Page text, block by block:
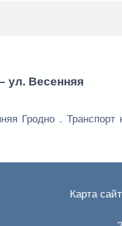
ул. Весенняя
Гродно .
Карта